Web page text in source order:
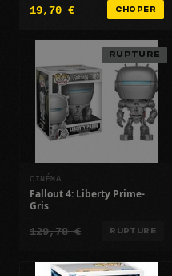
19,70 € CHOPER
RUPTURE
CINÉMA
Fallout 4: Liberty Prime-
Gris
129,78 € RUPTURE